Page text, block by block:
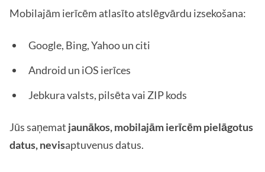
Mobilajām ierīcēm atlasīto atslēgvārdu izsekošana:
Google, Bing, Yahoo un citi
Android un iOS ierīces
Jebkura valsts, pilsēta vai ZIP kods
Jūs saņemat jaunākos, mobilajām ierīcēm pielāgotus
datus, nevisaptuvenus datus.